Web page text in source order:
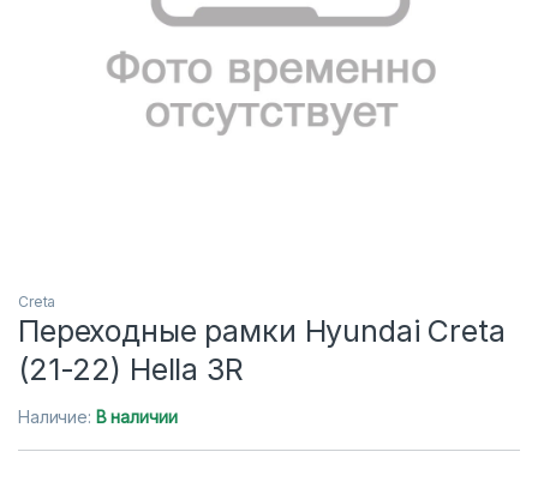
Creta
Переходные рамки Hyundai Creta
(21-22) Hella 3R
Наличие: В наличии